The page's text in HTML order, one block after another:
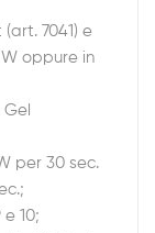
7041) e
oppure in
per 30 sec.
10;